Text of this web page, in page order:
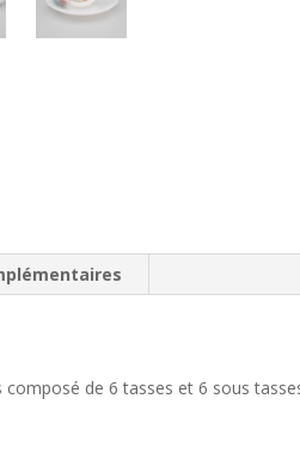
de 6 tasses et 6 sous